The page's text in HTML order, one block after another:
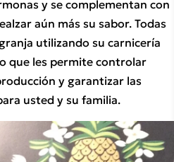
y se complementan con
aún más su sabor. Todas
utilizando su carnicería
que les permite controlar
y garantizar las
usted y su familia.